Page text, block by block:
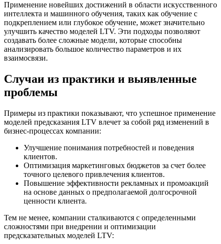
Применение новейших достижений в области искусственного
интеллекта и машинного обучения, таких как обучение с
подкреплением или глубокое обучение, может значительно
улучшить качество моделей LTV. Эти подходы позволяют
создавать более сложные модели, которые способны
анализировать большое количество параметров и их
взаимосвязи.
Случаи из практики и выявленные
проблемы
Примеры из практики показывают, что успешное применение
моделей предсказания LTV влечет за собой ряд изменений в
бизнес-процессах компании:
Улучшение понимания потребностей и поведения
клиентов.
Оптимизация маркетинговых бюджетов за счет более
точного целевого привлечения клиентов.
Повышение эффективности рекламных и промоакций
на основе данных о предполагаемой долгосрочной
ценности клиента.
Тем не менее, компании сталкиваются с определенными
сложностями при внедрении и оптимизации
предсказательных моделей LTV: